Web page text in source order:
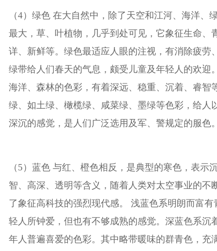
（4）绿色 在大自然中，除了天空和江河、海洋、
最大，草、叶植物，几乎到处可见，它象征生命、
详、新鲜等。绿色最适应人眼的注视，有消除疲劳
绿带给人们春天的气息，颇受儿童及年轻人的欢迎
海洋、森林的色彩，有着深远、稳重、沉着、睿智
绿、如土绿、橄榄绿、咸菜绿、墨绿等色彩，给人
深沉的感觉，是人们广泛选用及军、警规定的服色
（5）蓝色 与红、橙色相反，是典型的寒色，表示
智、高深、透明等含义，随着人类对太空事业的不
了象征高科技的强烈现代感。
浅蓝色系明朗而富有
轻人所钟爱，但也有不够成熟的感觉。深蓝色系沉
年人普遍喜爱的色彩。其中略带暖味的群青色，充